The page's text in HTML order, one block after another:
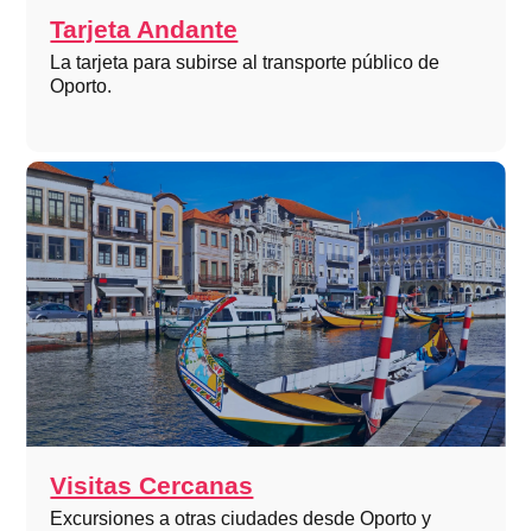
Tarjeta Andante
La tarjeta para subirse al transporte público de
Oporto.
Visitas Cercanas
Excursiones a otras ciudades desde Oporto y